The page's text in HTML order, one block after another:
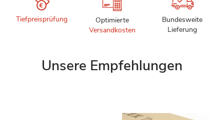
Tiefpreisprüfung
Optimierte
Versandkosten
Bundesweite
Lieferung
Unsere Empfehlungen